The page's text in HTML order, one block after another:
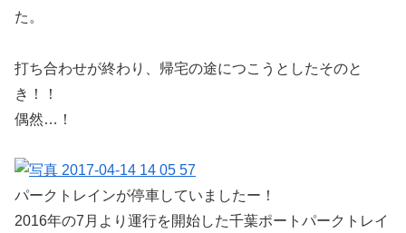
た。
打ち合わせが終わり、帰宅の途につこうとしたそのと
き！！
偶然…！
パークトレインが停車していましたー！
2016年の7月より運行を開始した千葉ポートパークトレイ